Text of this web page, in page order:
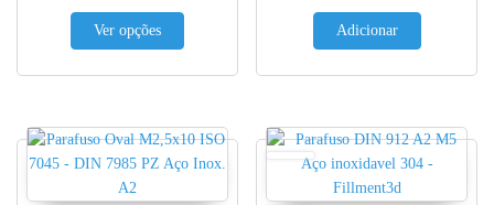
Ver opções
This product has multiple variants. The options
Adicionar